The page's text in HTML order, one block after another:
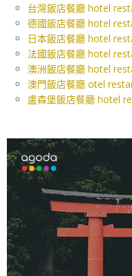
台灣飯店餐廳 hotel
德國飯店餐廳 hotel
日本飯店餐廳 hotel
法國飯店餐廳 hotel
澳洲飯店餐廳 hotel
澳門飯店餐廳 otel
盧森堡飯店餐廳 hotel